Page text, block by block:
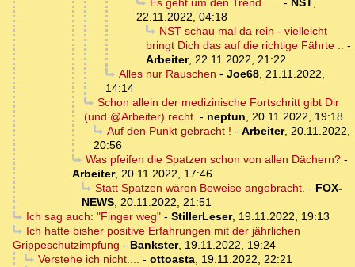
22.11.2022, 04:18
NST schau mal da rein - vielleicht
bringt Dich das auf die richtige Fährte ..
-
Arbeiter, 22.11.2022, 21:22
Alles nur Rauschen - Joe68, 21.11.2022,
14:14
Schon allein der medizinische Fortschritt gibt Dir
(und @Arbeiter) recht. - neptun
20.11.2022, 19:18
Auf den Punkt gebracht ! - Arbeiter, 20.11.2022,
20:56
Was pfeifen die Spatzen schon von allen Dächern?-
Arbeiter, 20.11.2022, 17:46
Statt Spatzen wären Beweise angebracht. - FOX-
NEWS 20.11.2022, 21:51
Ich sag auch: "Finger weg"- StillerLeser, 19.11.2022, 19:13
Ich hatte bisher positive Erfahrungen mit der jährlichen
Grippeschutzimpfung - Bankster, 19.11.2022, 19:24
Verstehe ich nicht....
- ottoasta, 19.11.2022, 22:21